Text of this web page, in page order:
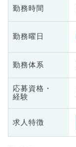
勤務時間
勤務曜日
勤務体系
応募資格・
経験
求人特徴